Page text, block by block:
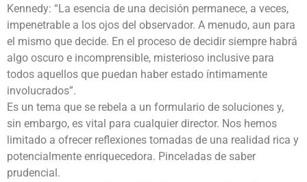
Kennedy: “La esencia de una decisión permanece, a veces,
impenetrable a los ojos del observador. A menudo, aun para
el mismo que decide. En el proceso de decidir siempre habrá
algo oscuro e incomprensible, misterioso inclusive para
todos aquellos que puedan haber estado íntimamente
involucrados”.
Es un tema que se rebela a un formulario de soluciones y,
sin embargo, es vital para cualquier director. Nos hemos
limitado a ofrecer reflexiones tomadas de una realidad rica y
potencialmente enriquecedora. Pinceladas de saber
prudencial.